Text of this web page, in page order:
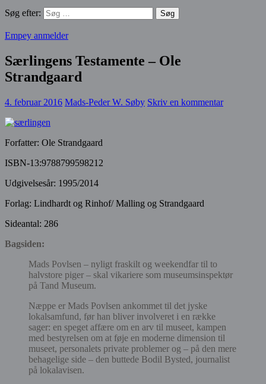
Søg efter:
Empey anmelder
Særlingens Testamente – Ole
Strandgaard
4. februar 2016 Mads-Peder W. Søby Skriv en kommentar
Forfatter: Ole Strandgaard
ISBN-13:9788799598212
Udgivelsesår: 1995/2014
Forlag: Lindhardt og Rinhof/ Malling og Strandgaard
Sideantal: 286
Bagsiden:
Mads Povlsen – nyligt fraskilt og weekendfar til to
halvstore piger – skal vikariere som museumsinspektør
på Tand Museum.
Næppe er Mads Povlsen ankommet til det jyske
lokalsamfund, før han bliver involveret i en række
sager: en speget affære om en arv til museet, kampen
med bestyrelsen om at føje en moderne dimension til
museet, personalets private problemer og – på den mere
behagelige side – den buttede Bodil Bysted, journalist
på lokalavisen.